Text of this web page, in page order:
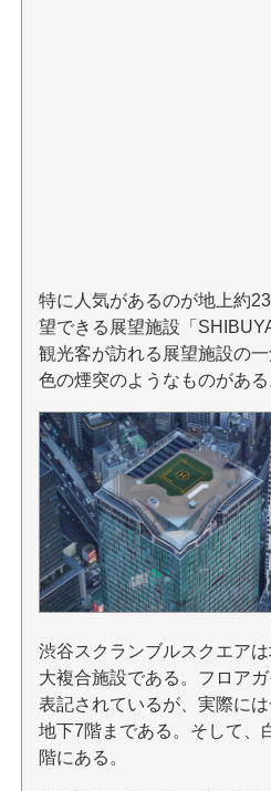
特に人気があるのが地上約
望できる展望施設「
観光客が訪れる展望施設の
色の煙突のようなものがある
渋谷スクランブルスクエア
大複合施設である。フロア
表記されているが、実際に
地下7階まである。そして、
階にある。